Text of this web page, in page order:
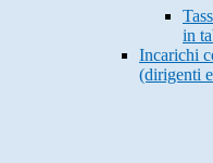
in
Incarichi
(dirigenti